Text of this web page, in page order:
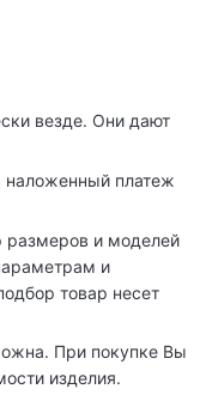
везде. Они дают
наложенный платеж
и моделей
и
товар несет
При покупке Вы
изделия.